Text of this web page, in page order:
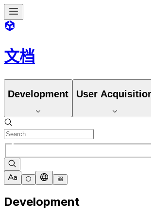
文档
Development User
Development